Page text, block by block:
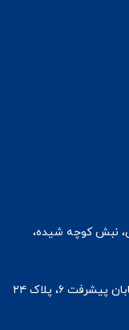
نبش کوچه شیده،
۶، پلاک ۲۴